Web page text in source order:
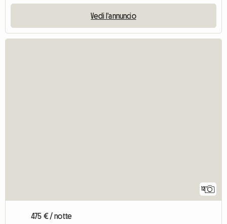
Vedi l'annuncio
12
475 € / notte